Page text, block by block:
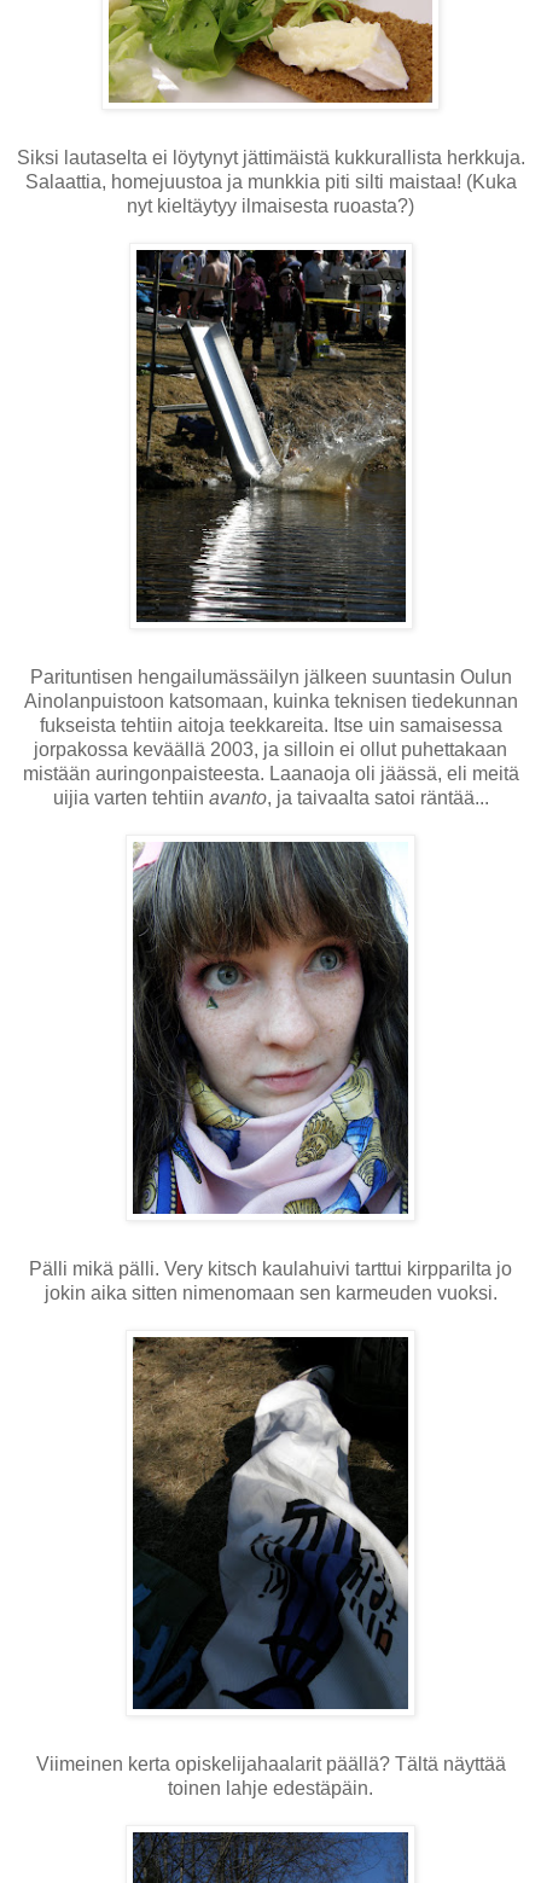
Siksi lautaselta ei löytynyt jättimäistä kukkurallista herkkuja.
Salaattia, homejuustoa ja munkkia piti silti maistaa! (Kuka
nyt kieltäytyy ilmaisesta ruoasta?)
Parituntisen hengailumässäilyn jälkeen suuntasin Oulun
Ainolanpuistoon katsomaan, kuinka teknisen tiedekunnan
fukseista tehtiin aitoja teekkareita. Itse uin samaisessa
jorpakossa keväällä 2003, ja silloin ei ollut puhettakaan
mistään auringonpaisteesta. Laanaoja oli jäässä, eli meitä
uijia varten tehtiin avanto, ja taivaalta satoi räntää...
Pälli mikä pälli. Very kitsch kaulahuivi tarttui kirpparilta jo
jokin aika sitten nimenomaan sen karmeuden vuoksi.
Viimeinen kerta opiskelijahaalarit päällä? Tältä näyttää
toinen lahje edestäpäin.